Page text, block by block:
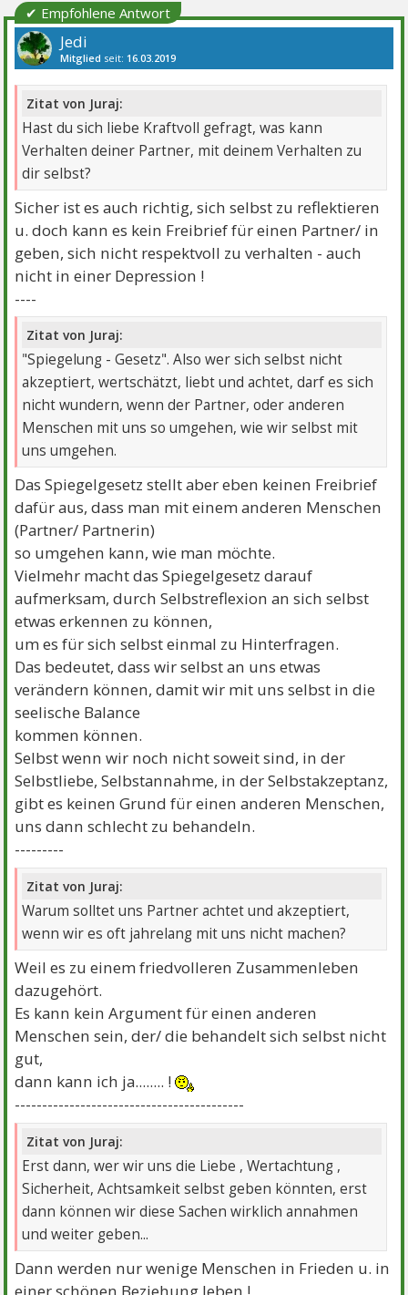
✔ Empfohlene Antwort
Jedi
Mitglied seit: 16.03.2019
Zitat von Juraj:
Hast du sich liebe Kraftvoll gefragt, was kann
Verhalten deiner Partner, mit deinem Verhalten zu
dir selbst?
Sicher ist es auch richtig, sich selbst zu reflektieren
u. doch kann es kein Freibrief für einen Partner/ in
geben, sich nicht respektvoll zu verhalten - auch
nicht in einer Depression !
----
Zitat von Juraj:
"Spiegelung - Gesetz". Also wer sich selbst nicht
akzeptiert, wertschätzt, liebt und achtet, darf es sich
nicht wundern, wenn der Partner, oder anderen
Menschen mit uns so umgehen, wie wir selbst mit
uns umgehen.
Das Spiegelgesetz stellt aber eben keinen Freibrief
dafür aus, dass man mit einem anderen Menschen
(Partner/ Partnerin)
so umgehen kann, wie man möchte.
Vielmehr macht das Spiegelgesetz darauf
aufmerksam, durch Selbstreflexion an sich selbst
etwas erkennen zu können,
um es für sich selbst einmal zu Hinterfragen.
Das bedeutet, dass wir selbst an uns etwas
verändern können, damit wir mit uns selbst in die
seelische Balance
kommen können.
Selbst wenn wir noch nicht soweit sind, in der
Selbstliebe, Selbstannahme, in der Selbstakzeptanz,
gibt es keinen Grund für einen anderen Menschen,
uns dann schlecht zu behandeln.
---------
Zitat von Juraj:
Warum solltet uns Partner achtet und akzeptiert,
wenn wir es oft jahrelang mit uns nicht machen?
Weil es zu einem friedvolleren Zusammenleben
dazugehört.
Es kann kein Argument für einen anderen
Menschen sein, der/ die behandelt sich selbst nicht
gut,
dann kann ich ja........ !
------------------------------------------
Zitat von Juraj:
Erst dann, wer wir uns die Liebe , Wertachtung ,
Sicherheit, Achtsamkeit selbst geben könnten, erst
dann können wir diese Sachen wirklich annahmen
und weiter geben...
Dann werden nur wenige Menschen in Frieden u. in
einer schönen Beziehung leben !